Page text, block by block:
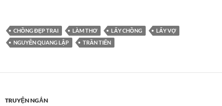
CHỒNG ĐẸP TRAI LÀM THƠ LẤY CHỒNG
LẤY VỢ
NGUYỄN QUANG LẬP
TRẦN TIẾN
TRUYỆN NGẮN